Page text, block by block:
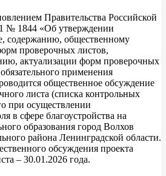
Правительства Российской
№ 1844 «Об утверждении
содержанию, общественному
проверочных листов,
актуализации форм проверочных
применения
общественное обсуждение
листа (списка контрольных
при осуществлении
в сфере благоустройства на
образования город Волхов
района Ленинградской области.
обсуждения проекта
– 30.01.2026 года.